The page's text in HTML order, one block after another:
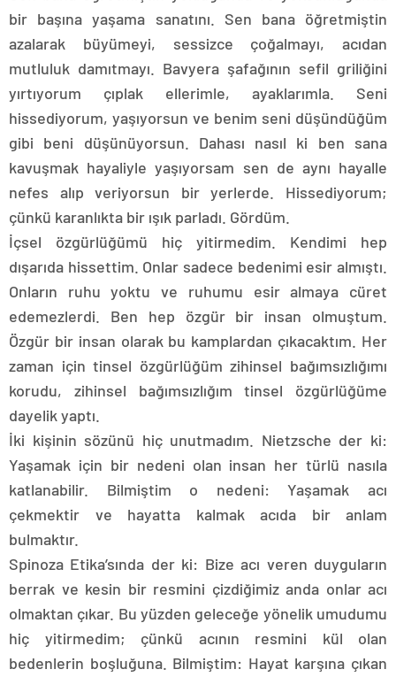
bir başına yaşama sanatını. Sen bana öğretmiştin
azalarak büyümeyi, sessizce çoğalmayı, acıdan
mutluluk damıtmayı. Bavyera şafağının sefil griliğini
yırtıyorum çıplak ellerimle, ayaklarımla. Seni
hissediyorum, yaşıyorsun ve benim seni düşündüğüm
gibi beni düşünüyorsun. Dahası nasıl ki ben sana
kavuşmak hayaliyle yaşıyorsam sen de aynı hayalle
nefes alıp veriyorsun bir yerlerde. Hissediyorum;
çünkü karanlıkta bir ışık parladı. Gördüm.
İçsel özgürlüğümü hiç yitirmedim. Kendimi hep
dışarıda hissettim. Onlar sadece bedenimi esir almıştı.
Onların ruhu yoktu ve ruhumu esir almaya cüret
edemezlerdi. Ben hep özgür bir insan olmuştum.
Özgür bir insan olarak bu kamplardan çıkacaktım. Her
zaman için tinsel özgürlüğüm zihinsel bağımsızlığımı
korudu, zihinsel bağımsızlığım tinsel özgürlüğüme
dayelik yaptı.
İki kişinin sözünü hiç unutmadım. Nietzsche der ki:
Yaşamak için bir nedeni olan insan her türlü nasıla
katlanabilir. Bilmiştim o nedeni: Yaşamak acı
çekmektir ve hayatta kalmak acıda bir anlam
bulmaktır.
Spinoza Etika’sında der ki: Bize acı veren duyguların
berrak ve kesin bir resmini çizdiğimiz anda onlar acı
olmaktan çıkar. Bu yüzden geleceğe yönelik umudumu
hiç yitirmedim; çünkü acının resmini kül olan
bedenlerin boşluğuna. Bilmiştim: Hayat karşına çıkan